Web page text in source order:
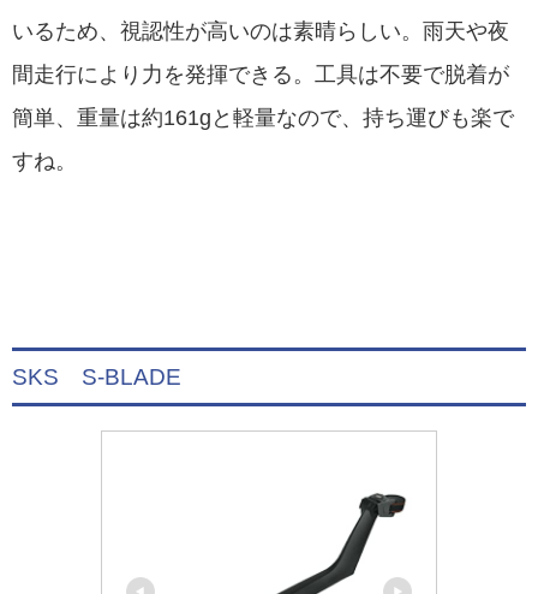
いるため、視認性が高いのは素晴らしい。雨天や夜
間走行により力を発揮できる。工具は不要で脱着が
簡単、重量は約161gと軽量なので、持ち運びも楽で
すね。
SKS S-BLADE